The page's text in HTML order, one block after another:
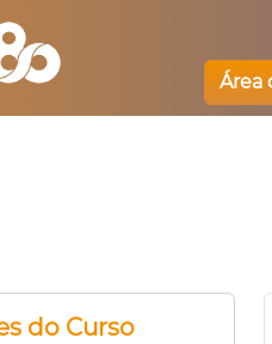
Área
do Curso